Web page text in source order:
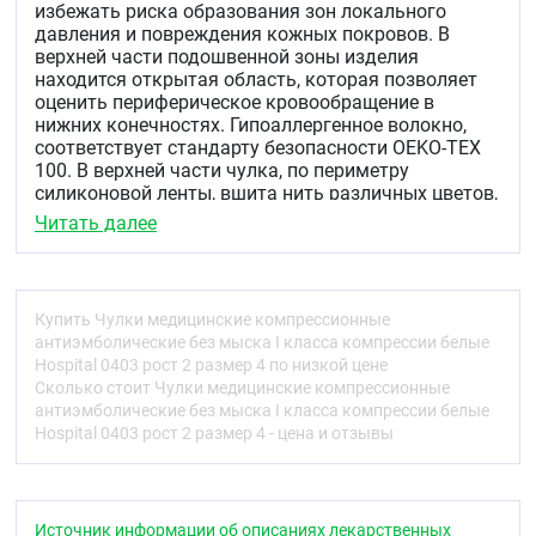
избежать риска образования зон локального
давления и повреждения кожных покровов. В
верхней части подошвенной зоны изделия
находится открытая область, которая позволяет
оценить периферическое кровообращение в
нижних конечностях. Гипоаллергенное волокно,
соответствует стандарту безопасности OEKO-TEX
100. В верхней части чулка, по периметру
силиконовой ленты, вшита нить различных цветов,
что соответствует определенному размеру
изделия.
Показания
Лечебно-профилактические компрессионные
изделия I класса компрессии (от 18 до 21 мм Hg)
Hospitalпредназначены для использования:
при всех видах оперативных вмешательств.
во время родов и в послеродовой период.
при нахождении в палате интенсивной терапии
при длительном постельном режиме в
стационаре.
Читать далее
Купить Чулки медицинские компрессионные
антиэмболические без мыска I класса компрессии белые
Hospital 0403 рост 2 размер 4 по низкой цене
Сколько стоит Чулки медицинские компрессионные
антиэмболические без мыска I класса компрессии белые
Hospital 0403 рост 2 размер 4 - цена и отзывы
Источник информации об описаниях лекарственных